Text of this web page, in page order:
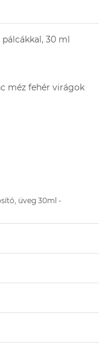
30 ml
méz fehér virágok
üveg 30ml -